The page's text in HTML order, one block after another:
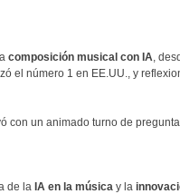
composición musical con IA,
el número 1 en EE.UU., y
con un animado turno de
de la IA en la música y la